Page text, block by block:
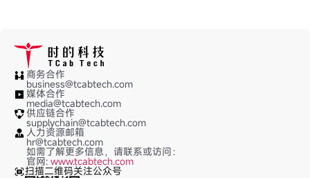
商务合作
business@tcabtech.com
媒体合作
media@tcabtech.com
供应链合作
supplychain@tcabtech.com
人力资源邮箱
hr@tcabtech.com
如需了解更多信息，请联系或访问：
官网: www.tcabtech.com
扫描二维码关注公众号